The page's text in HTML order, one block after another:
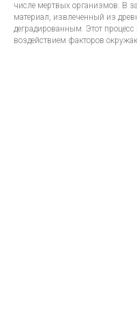
числе мертвых организмов. В
материал, извлеченный из
деградированным. Этот
воздействием факторов